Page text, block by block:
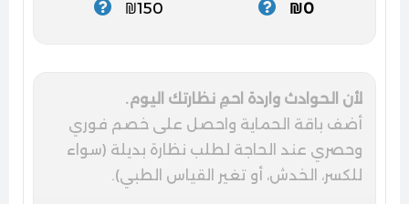
₪0
₪150
لأن الحوادث واردة احمِ نظارتك اليوم.
أضف باقة الحماية واحصل على خصم فوري
وحصري عند الحاجة لطلب نظارة بديلة (سواء
للكسر، الخدش، أو تغير القياس الطبي).